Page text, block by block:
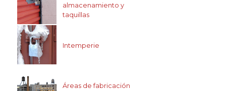
almacenamiento y
taquillas
Intemperie
Áreas de fabricación